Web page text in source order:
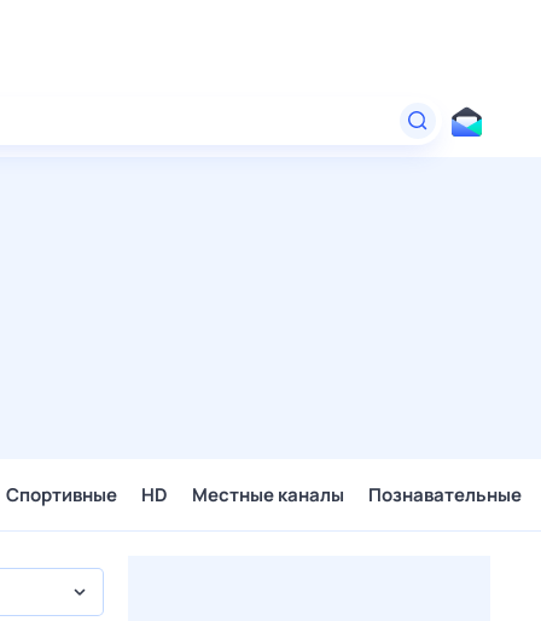
Спортивные HD Местные каналы Познавательные